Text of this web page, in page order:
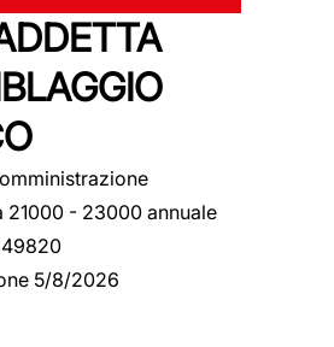
21000 - 23000 annuale
5/8/2026